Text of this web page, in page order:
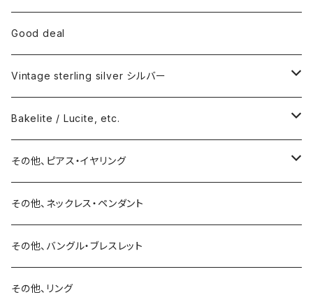
Good deal
Vintage sterling silver シルバー
ネックレス
バングル・ブレスレット
リング
15号以上
ピアス
イヤリング
Bakelite / Lucite, etc.
ピアス・イヤリング
リング
バングル・ブレスレット
ブローチ
その他、ピアス・イヤリング
ピアス
イヤリング
その他、ネックレス・ペンダント
その他、バングル・ブレスレット
その他、リング